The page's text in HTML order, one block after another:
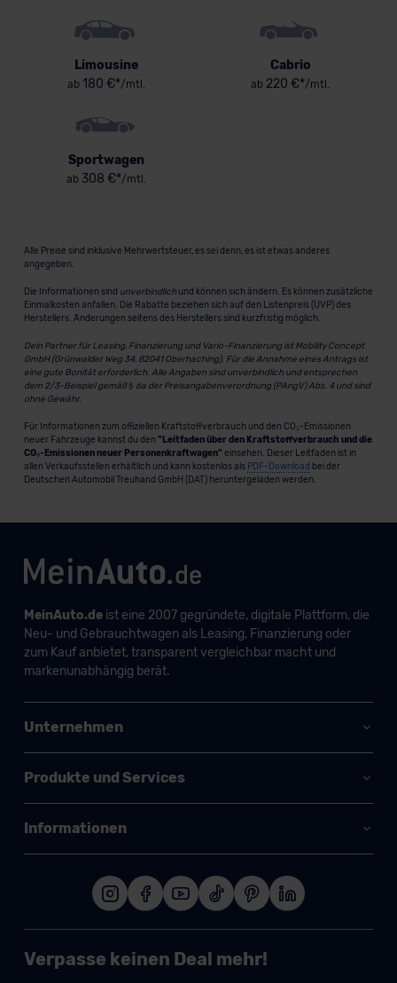
Limousine
ab 180 €*/mtl.
Cabrio
ab 220 €*/mtl.
Sportwagen
ab 308 €*/mtl.
Alle Preise sind inklusive Mehrwertsteuer, es sei denn, es ist etwas anderes
angegeben.
Die Informationen sind unverbindlichund können sich ändern. Es können zusätzliche
Einmalkosten anfallen. Die Rabatte beziehen sich auf den Listenpreis (UVP) des
Herstellers. Änderungen seitens des Herstellers sind kurzfristig möglich.
Dein Partner für Leasing, Finanzierung und Vario-Finanzierung ist Mobility Concept
GmbH (Grünwalder Weg 34, 82041 Oberhaching). Für die Annahme eines Antrags ist
eine gute Bonität erforderlich. Alle Angaben sind unverbindlich und entsprechen
dem 2/3-Beispiel gemäß § 6a der Preisangabenverordnung (PAngV) Abs. 4 und sind
ohne Gewähr.
Für Informationen zum offiziellen Kraftstoffverbrauch und den CO₂-Emissionen
neuer Fahrzeuge kannst du den "Leitfaden über den Kraftstoffverbrauch und die
CO₂-Emissionen neuer Personenkraftwagen" einsehen. Dieser Leitfaden ist in
allen Verkaufsstellen erhältlich und kann kostenlos als PDF-Download bei der
Deutschen Automobil Treuhand GmbH (DAT) heruntergeladen werden.
MeinAuto.deist eine 2007 gegründete, digitale Plattform, die
Neu- und Gebrauchtwagen als Leasing, Finanzierung oder
zum Kauf anbietet, transparent vergleichbar macht und
markenunabhängig berät.
Unternehmen
Produkte und Services
Informationen
Verpasse keinen Deal mehr!